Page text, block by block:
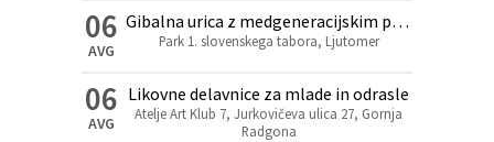
06
AVG
Gibalna urica z medgeneracijskim povezovanjem in druženjem
Park 1. slovenskega tabora, Ljutomer
06
AVG
Likovne delavnice za mlade in odrasle
Atelje Art Klub 7, Jurkovičeva ulica 27, Gornja
Radgona